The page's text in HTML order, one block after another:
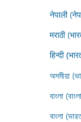
नेपाली
मराठी
हिन्दी
অসমীয়া
বাংলা
বাংলা